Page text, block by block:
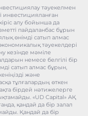
тәуекелмен
инвестицияланған
алу бойынша да
пайдаланбас бұрын
өнімді сатып алмас
тәуекелдері
кезінде мәміле
немесе белгілі бір
сатып алмас бұрын,
және
тұлғалардың өткен
бірдей нәтижелерге
«UD Capital» АҚ
қандай да бір залал
Қандай да бір